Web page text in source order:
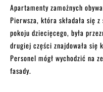
Apartamenty zamożnych
Pierwsza, która składała się
pokoju dziecięcego, była
drugiej części znajdowała się
Personel mógł wychodzić na
fasady.